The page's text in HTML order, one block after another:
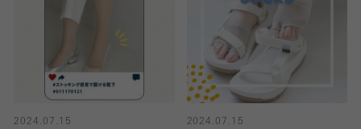
2024.07.15
2024.07.15